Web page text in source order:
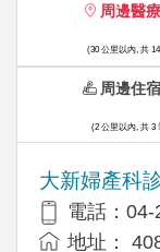
周邊醫療
(30 公里以內, 共
大新婦產科
電話：
地址：
周邊住宿
(2 公里以內, 共 3